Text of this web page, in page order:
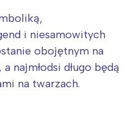
i niesamowitych
obojętnym na
najmłodsi długo będą
na twarzach.